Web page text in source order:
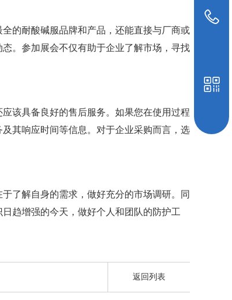
的耐酸碱服品牌和产品，还能直接与厂商或
。参加展会不仅有助于企业了解市场，寻找
该具备良好的售后服务。如果您在使用过程
其响应时间等信息。对于企业采购而言，选
了解自身的需求，做好充分的市场调研。同
趋增强的今天，做好个人和团队的防护工
返回列表